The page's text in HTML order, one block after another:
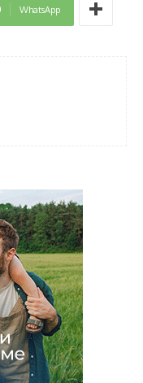
WhatsApp